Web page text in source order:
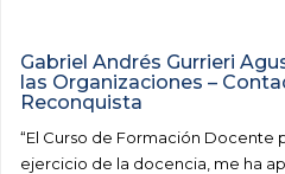
Gabriel Andrés Gurrieri
las Organizaciones –
Reconquista
“El Curso de Formación Docente
ejercicio de la docencia, me ha